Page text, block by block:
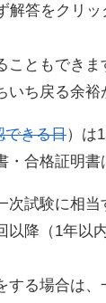
解答をクリッ
こともでき
ち戻る余裕
できる日）は
・合格証明書
次試験に相
以降（1年以
する場合は、